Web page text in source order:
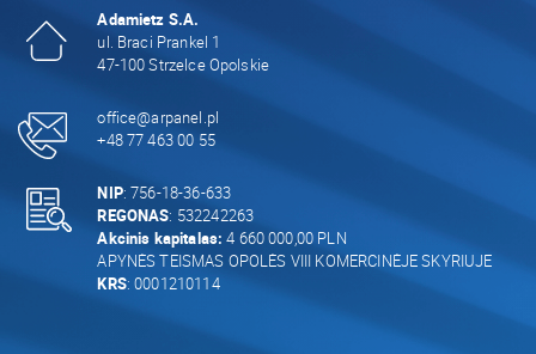
Adamietz S.A.
ul. Braci Prankel 1
47-100 Strzelce Opolskie
office@arpanel.pl
+48 77 463 00 55
NIP: 756-18-36-633
REGONAS: 532242263
Akcinis kapitalas: 4 660 000,00 PLN
APYNĖS TEISMAS OPOLĖS VIII KOMERCINĖJE SKYRIUJE
KRS: 0001210114